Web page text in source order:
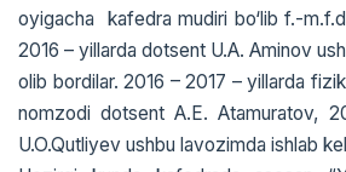
oyigacha kafedra mudiri bo‘lib f.-
2016 – yillarda dotsent U.A. Aminov
olib bordilar. 2016 – 2017 – yillarda
nomzodi dotsent A.E. Atamuratov,
U.O.Qutliyev ushbu lavozimda ishlab